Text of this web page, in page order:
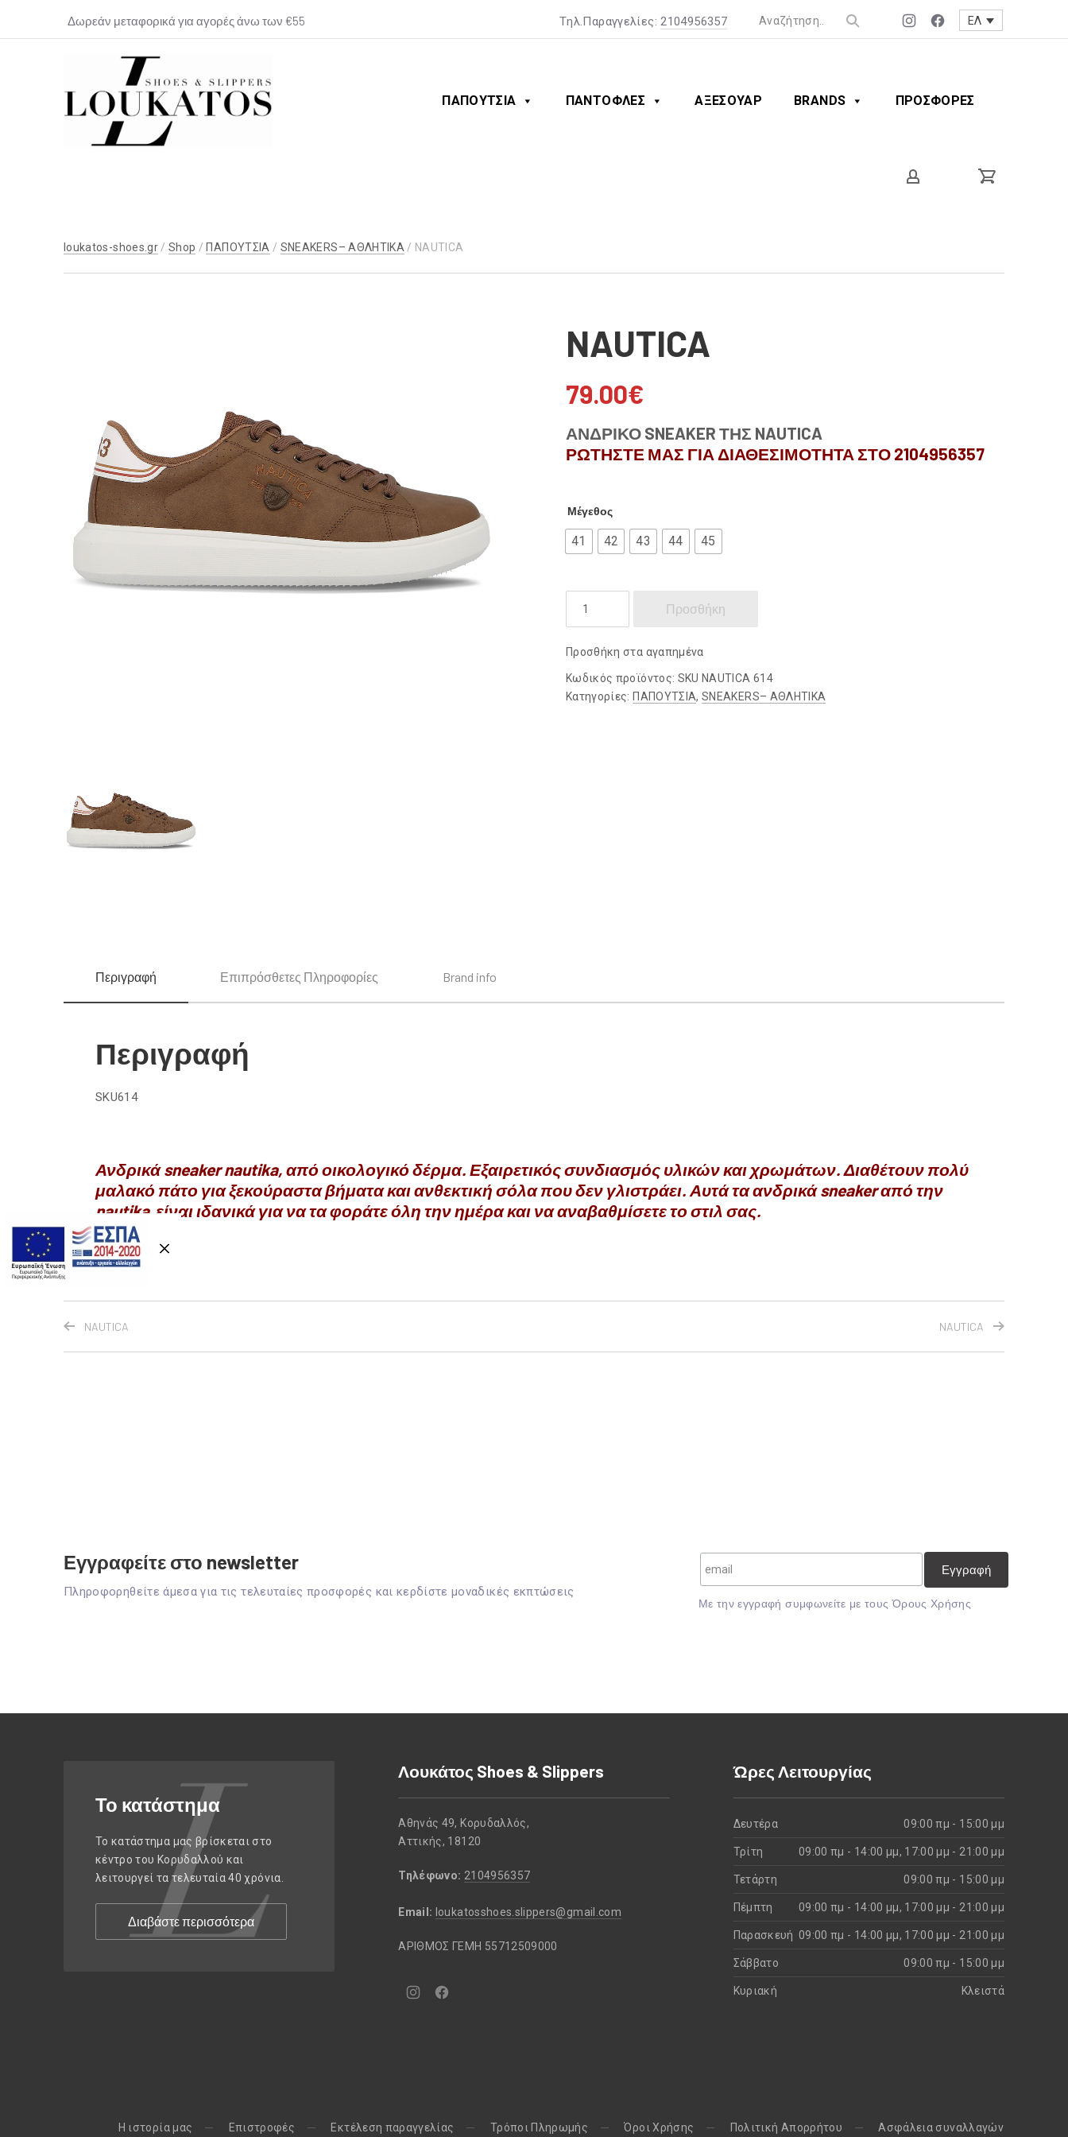
Δωρεάν μεταφορικά για αγορές άνω των €55 Tηλ.Παραγγελίες:2104956357
Νέο
Νέο
ΕΛ
loukatos-
shoes.gr
ΠΑΠΟΥΤΣΙΑ ΠΑΝΤΟΦΛΕΣ ΑΞΕΣΟΥΑΡ BRANDS ΠΡΟΣΦΟΡΕΣ
loukatos-shoes.gr/Shop / ΠΑΠΟΥΤΣΙΑ / SNEAKERS– ΑΘΛΗΤΙΚΑ / NAUTICA
NAUTICA
79.00€
ΑΝΔΡΙΚΟ SNEAKER ΤΗΣ NAUTICA
ΡΩΤΗΣΤΕ ΜΑΣ ΓΙΑ ΔΙΑΘΕΣΙΜΟΤΗΤΑ ΣΤΟ 2104956357
Μέγεθος
41 42 43 44 45
ποσότητα
Προσθήκη
Προσθήκη στα αγαπημένα
Κωδικός προϊόντος: SKU NAUTICA 614
Κατηγορίες: ΠΑΠΟΥΤΣΙΑ,SNEAKERS– ΑΘΛΗΤΙΚΑ
Περιγραφή Επιπρόσθετες Πληροφορίες Brand info
Περιγραφή
SKU614
Ανδρικά sneaker nautika, από οικολογικό δέρμα. Εξαιρετικός συνδιασμός υλικών και χρωμάτων. Διαθέτουν πολύ
μαλακό πάτο για ξεκούραστα βήματα και ανθεκτική σόλα που δεν γλιστράει. Αυτά τα ανδρικά sneaker από την
nautika είναι ιδανικά για να τα φοράτε όλη την ημέρα και να αναβαθμίσετε το στιλ σας.
NAUTICA NAUTICA
Εγγραφείτε στο newsletter
Πληροφορηθείτε άμεσα για τις τελευταίες προσφορές και κερδίστε μοναδικές εκπτώσεις
Mε την εγγραφή συμφωνείτε με τουςΌρους Χρήσης
Το κατάστημα
Το κατάστημα μας βρίσκεται στο
κέντρο του Κορυδαλλού και
λειτουργεί τα τελευταία 40 χρόνια.
Διαβάστε περισσότερα
Λουκάτος Shoes & Slippers
Αθηνάς 49, Κορυδαλλός,
Αττικής, 18120
Τηλέφωνο: 2104956357
Email: loukatosshoes.slippers@gmail.com
ΑΡΙΘΜΟΣ ΓΕΜΗ 55712509000
Νέο
Νέο
Ώρες Λειτουργίας
Δευτέρα 09:00 πμ - 15:00 μμ
Τρίτη 09:00 πμ - 14:00 μμ, 17:00 μμ - 21:00 μμ
Τετάρτη 09:00 πμ - 15:00 μμ
Πέμπτη 09:00 πμ - 14:00 μμ, 17:00 μμ - 21:00 μμ
Παρασκευή 09:00 πμ - 14:00 μμ, 17:00 μμ - 21:00 μμ
Σάββατο 09:00 πμ - 15:00 μμ
Κυριακή Kλειστά
H ιστορία μας Eπιστροφές Εκτέλεση παραγγελίας Τρόποι Πληρωμής Όροι Χρήσης Πολιτική Απορρήτου Aσφάλεια συναλλαγών